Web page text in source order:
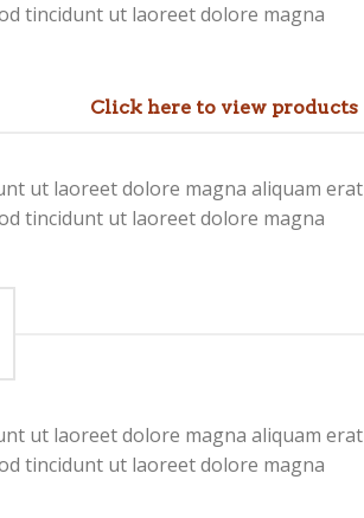
tincidunt ut laoreet dolore magna
Click here to view products
ut laoreet dolore magna aliquam erat
tincidunt ut laoreet dolore magna
ut laoreet dolore magna aliquam erat
tincidunt ut laoreet dolore magna